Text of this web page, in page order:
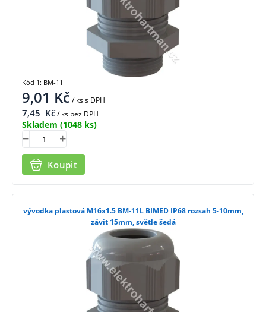
9,01 Kč/ kss DPH
7,45 Kč/ ks bez DPH
Skladem (1048 ks)
Koupit
Kód 1: BM-11
vývodka plastová M16x1.5 BM-11L BIMED IP68 rozsah 5-10mm,
závit 15mm, světle šedá